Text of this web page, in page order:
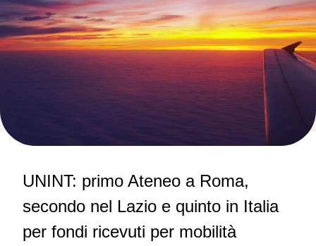
UNINT: primo Ateneo a Roma,
secondo nel Lazio e quinto in Italia
per fondi ricevuti per mobilità